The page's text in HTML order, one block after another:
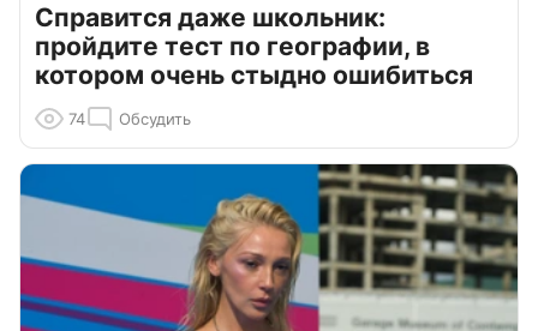
Справится даже школьник:
пройдите тест по географии, в
котором очень стыдно ошибиться
74 Обсудить